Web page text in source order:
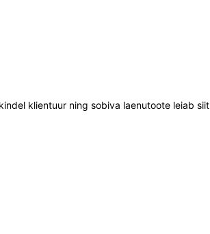
klientuur ning sobiva laenutoote leiab siit